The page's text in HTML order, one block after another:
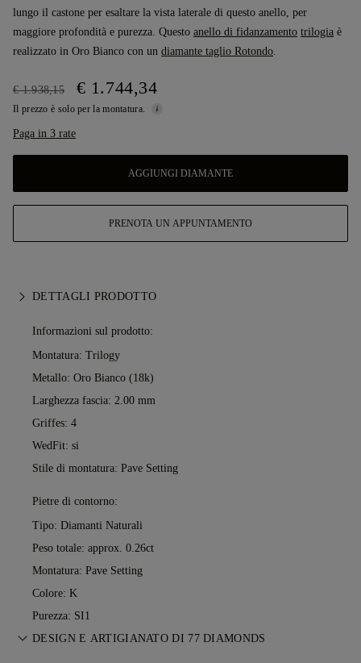
lungo il castone per esaltare la vista laterale di questo anello, per
maggiore profondità e purezza. Questo anello di fidanzamento trilogia è
realizzato in Oro Bianco con un diamante taglio Rotondo.
€ 1.938,15 € 1.744,34
Il prezzo è solo per la montatura.
Paga in 3 rate
AGGIUNGI DIAMANTE
PRENOTA UN APPUNTAMENTO
DETTAGLI PRODOTTO
Informazioni sul prodotto:
Montatura: Trilogy
Metallo: Oro Bianco (18k)
Larghezza fascia: 2.00 mm
Griffes: 4
WedFit: si
Stile di montatura: Pave Setting
Pietre di contorno:
Tipo: Diamanti Naturali
Peso totale: approx. 0.26ct
Montatura: Pave Setting
Colore: K
Purezza: SI1
DESIGN E ARTIGIANATO DI 77 DIAMONDS